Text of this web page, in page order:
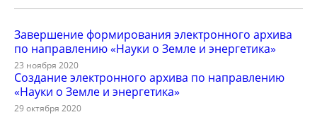
Завершение формирования электронного архива
по направлению «Науки о Земле и энергетика»
23 ноября 2020
Создание электронного архива по направлению
«Науки о Земле и энергетика»
29 октября 2020